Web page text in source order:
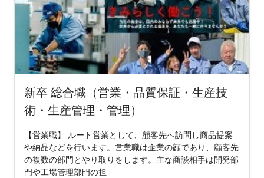
新卒 総合職（営業・品質保証・生産技
術・生産管理・管理）
【営業職】 ルート営業として、顧客先へ訪問し商品提案
や納品などを行います。営業職は企業の顔であり、顧客先
の複数の部門とやり取りをします。主な商談相手は開発部
門や工場管理部門の担